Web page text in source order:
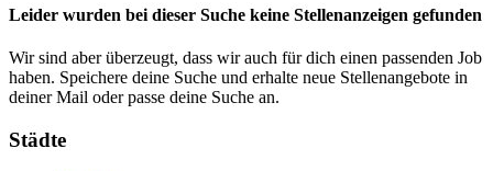
Leider wurden bei dieser Suche keine Stellenanzeigen gefunden
Wir sind aber überzeugt, dass wir auch für dich einen passenden Job
haben. Speichere deine Suche und erhalte neue Stellenangebote in
deiner Mail oder passe deine Suche an.
Städte